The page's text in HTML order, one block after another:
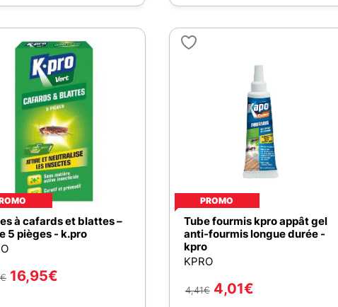
à cafards et blattes –
5 pièges - k.pro
€ 16,95€
PROMO
Tube fourmis kpro appât gel
anti-fourmis longue durée -
kpro
KPRO
4,41€ 4,01€